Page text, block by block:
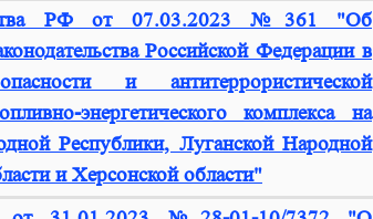
РФ от 07.03.2023 №361 "Об
Российской Федерации в
и антитеррористической
энергетического комплекса на
Республики, Луганской Народной
и Херсонской области"